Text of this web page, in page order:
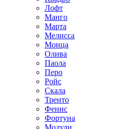
Лофт
Манго
Марта
Мелисса
Монца
Олива
Паола
Перо
Ройс
Скала
Тренто
Фенис
Фортуна
Модули